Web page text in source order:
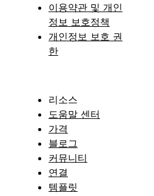
이용약관 및 개인
정보 보호정책
개인정보 보호 권
한
리소스
도움말 센터
가격
블로그
커뮤니티
연결
템플릿